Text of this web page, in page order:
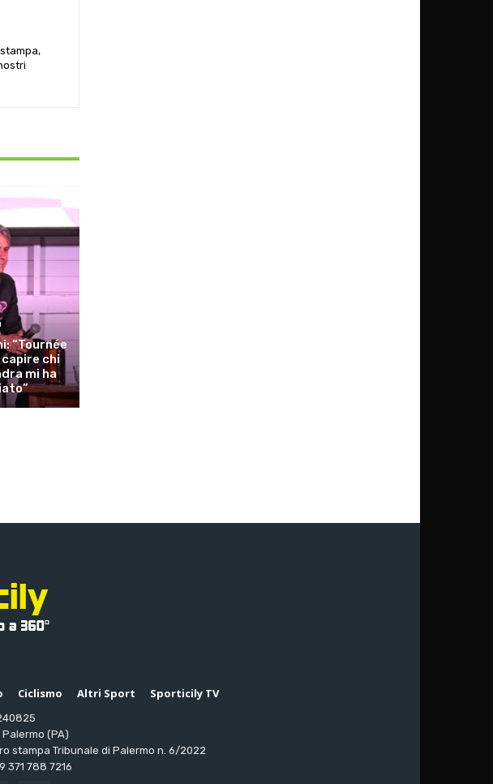
“Tournée
chi
mi ha
Ciclismo Altri Sport Sporticily TV
(PA)
stampa Tribunale di Palermo n. 6/2022
371 788 7216